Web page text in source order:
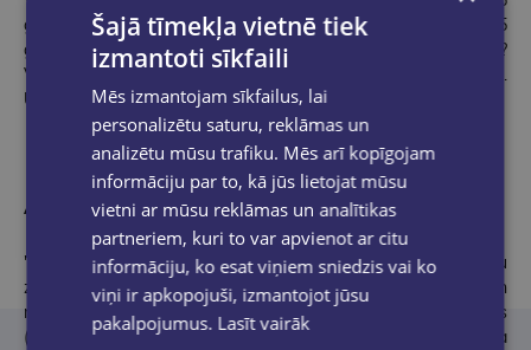
gadus sāpina cilvēkus, graujot to likteņus, bet turpmākos 25
gadus par tiem rūpējas, vai tas kompensēs pāridarījumu sekas?
Vai viss atkarīgs no ļaunuma pakāpes un labdarības kvalitātes?..
Uz visiem šiem jautājumiem atbilde jāmeklē sevī.
Atsauksmes
"Neirolasi" droši var saukt par eleganta humora pārpilnu
zinātniskās fantastikas romānu ar detektīvžanra elementiem un
nopietnu vēstījumu lasītājiem. Galvenie varoņi: Rūdolfs Tērauds
(35 gadi) miljardieris no Forbes saraksta un Ārija Ģērdace, viņa
Šajā tīmekļa vietnē tiek
izmantoti sīkfaili
Mēs izmantojam sīkfailus, lai
personalizētu saturu, reklāmas un
analizētu mūsu trafiku. Mēs arī kopīgojam
informāciju par to, kā jūs lietojat mūsu
vietni ar mūsu reklāmas un analītikas
partneriem, kuri to var apvienot ar citu
informāciju, ko esat viņiem sniedzis vai ko
viņi ir apkopojuši, izmantojot jūsu
pakalpojumus. Lasīt vairāk